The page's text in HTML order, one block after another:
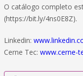
O catálogo completo
(https://bit.ly/4ns0E8Z).
Linkedin:
Cerne Tec: www.cerne-